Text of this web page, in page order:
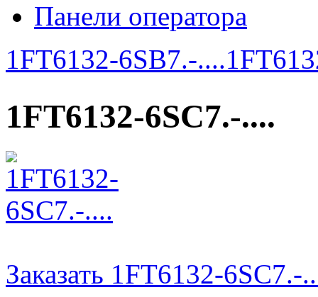
Панели оператора
1FT6132-6SB7.-....
1FT6132-6SC7.-....
Заказать 1FT6132-6SC7.-